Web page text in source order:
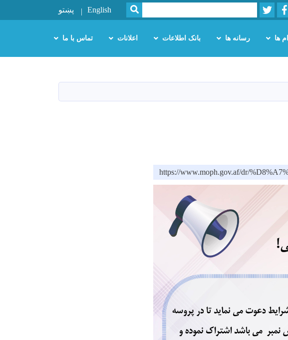
Facebook
Twitter
Search
SEARCH
English پښتو
ها رسانه ها بانک اطلاعات اعلانات تماس با ما
https://www.moph.gov.af/dr/